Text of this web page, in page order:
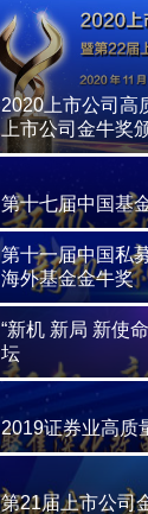
2020上市公司高
上市公司金牛奖
第十七届中国基
第十一届中国私
海外基金金牛奖
“新机 新局 新使
坛
2019证券业高质
第21届上市公司